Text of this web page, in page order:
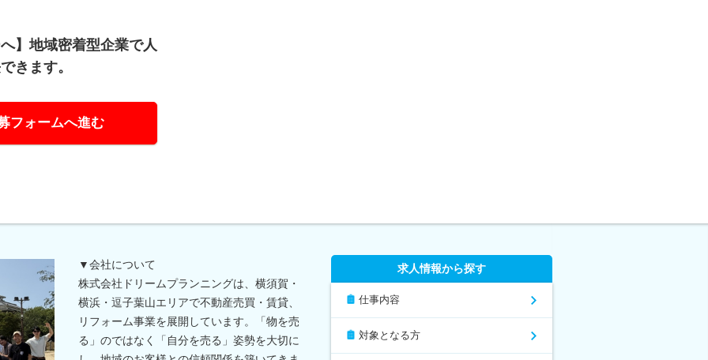
】地域密着型企業で人
きます。
フォームへ進む
▼会社について
株式会社ドリームプランニングは、横須賀・
横浜・逗子葉山エリアで不動産売買・賃貸、
リフォーム事業を展開しています。「物を売
る」のではなく「自分を売る」姿勢を大切に
求人情報から探す
仕事内容
対象となる方